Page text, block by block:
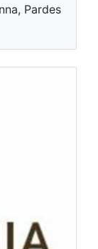
Pardes